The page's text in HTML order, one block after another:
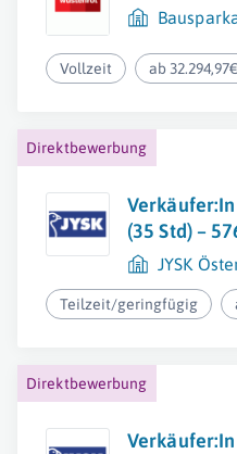
Vollzeit ab
Direktbewerbung
(35 Std) –
JYSK
Teilzeit/geringfügig
Direktbewerbung